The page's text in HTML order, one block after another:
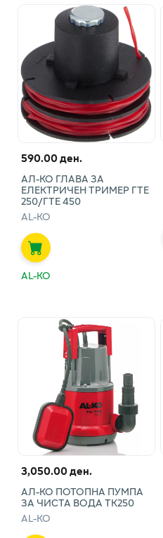
590.00 ден.
АЛ-КО ГЛАВА ЗА
ЕЛЕКТРИЧЕН ТРИМЕР ГТЕ
250/ГТЕ 450
AL-KO
AL-KO
3,050.00 ден.
АЛ-КО ПОТОПНА ПУМПА
ЗА ЧИСТА ВОДА ТК250
AL-KO